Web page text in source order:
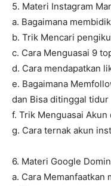
5. Materi Instagram
a. Bagaimana
b. Trik Mencari
c. Cara Menguasai 9
d. Cara mendapatkan
e. Bagaimana
dan Bisa ditinggal tidur
f. Trik Menguasai
g. Cara ternak akun
6. Materi Google
a. Cara Memanfaatkan